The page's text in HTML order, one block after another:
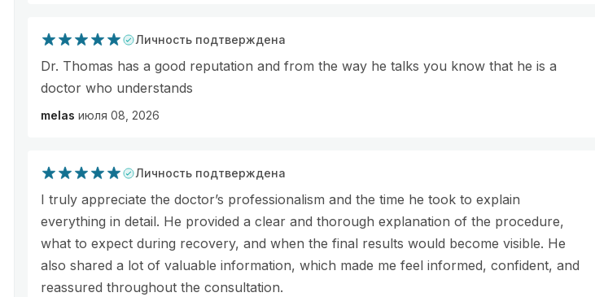
Личность подтверждена
Dr. Thomas has a good reputation and from the way he talks you know that he is a
doctor who understands
melas июля 08, 2026
Личность подтверждена
I truly appreciate the doctor’s professionalism and the time he took to explain
everything in detail. He provided a clear and thorough explanation of the procedure,
what to expect during recovery, and when the final results would become visible. He
also shared a lot of valuable information, which made me feel informed, confident, and
reassured throughout the consultation.